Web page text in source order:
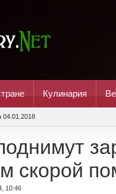
Кулинария
04.01.2018
скорой
10:46